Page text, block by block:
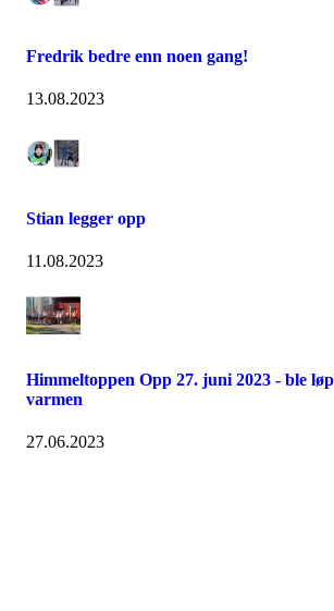
Fredrik bedre enn noen gang!
13.08.2023
Stian legger opp
11.08.2023
Himmeltoppen Opp 27. juni 2023 - ble
varmen
27.06.2023